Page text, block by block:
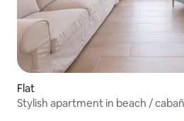
Flat
Stylish apartment in beach /